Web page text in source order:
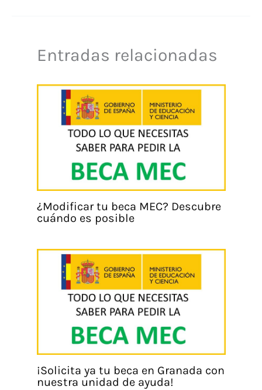
Entradas relacionadas
¿Modificar tu beca MEC? Descubre
cuándo es posible
¡Solicita ya tu beca en Granada con
nuestra unidad de ayuda!